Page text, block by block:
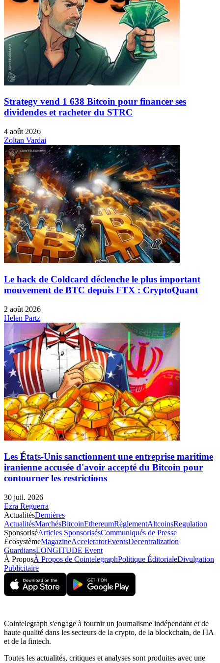
Strategy vend 1 638 Bitcoin pour financer ses
dividendes et racheter du STRC
4 août 2026
Zoltan Vardai
Le hack de Coldcard déclenche le plus important
mouvement de BTC depuis FTX : CryptoQuant
2 août 2026
Helen Partz
Les États-Unis sanctionnent une entreprise maritime
iranienne accusée d'avoir accepté du Bitcoin pour
contourner les restrictions
30 juil. 2026
Ezra Reguerra
ActualitésDernières
ActualitésMarchésBitcoinEthereumRèglementAltcoinsRegulation
SponsoriséArticles SponsorisésCommuniqués de Presse
ÉcosystèmeMagazineAcceleratorEventsDecentralization
GuardiansLONGITUDE Event
À ProposÀ Propos de CointelegraphPolitique ÉditorialeDivulgation
Publicitaire
Cointelegraph s'engage à fournir un journalisme indépendant et de
haute qualité dans les secteurs de la crypto, de la blockchain, de l'IA
et de la fintech.
Toutes les actualités, critiques et analyses sont produites avec une